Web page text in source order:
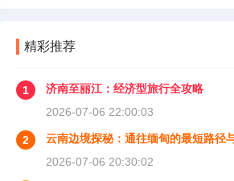
精彩推荐
1
济南至丽江：经济型旅行全攻略
2026-07-06 22:00:03
2
云南边境探秘：通往缅甸的最短路径
2026-07-06 20:30:02